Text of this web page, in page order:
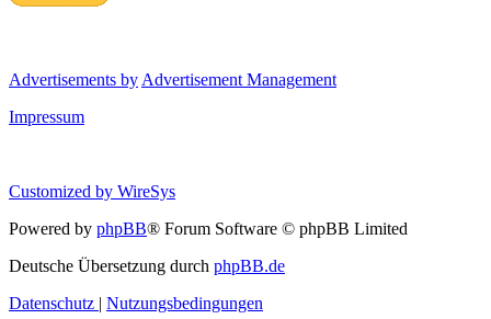
Advertisements by Advertisement Management
Impressum
Customized by WireSys
Powered by phpBB® Forum Software © phpBB Limited
Deutsche Übersetzung durch phpBB.de
Datenschutz | Nutzungsbedingungen